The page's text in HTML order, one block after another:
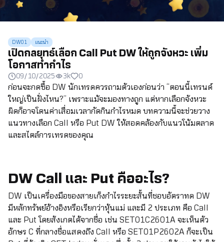
DW01 แนะนำ
เปิดกลยุทธ์เลือก Call Put DW ให้ถูกจังหวะ เพิ่ม
โอกาสทำกำไร
09/10/2025 3k 0
ก่อนจะกดซื้อ DW นักเทรดควรถามตัวเองก่อนว่า “ตอนนี้เทรนด์
ใหญ่เป็นฝั่งไหน?” เพราะแม้จะมองทางถูก แต่หากเลือกจังหวะ
ผิดก็อาจโดนค่าเสื่อมเวลากัดกินกำไรหมด บทความนี้จะช่วยวาง
แนวทางเลือก Call หรือ Put DW ให้สอดคล้องกับแนวโน้มตลาด
และสไตล์การเทรดของคุณ
DW Call และ Put คืออะไร?
DW เป็นเครื่องมือของสายเก็งกำไรระยะสั้นที่ชอบอัตราทด DW
มีหลักทรัพย์อ้างอิงหรือเรียกว่าหุ้นแม่ และมี 2 ประเภท คือ Call
และ Put โดยสังเกตได้จากชื่อ เช่น SET01C2601A จะเห็นตัว
อักษร C ที่กลางชื่อแสดงถึง Call หรือ SET01P2602A ก็จะเป็น